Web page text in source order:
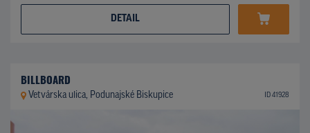
DETAIL
BILLBOARD
Vetvárska ulica, Podunajské Biskupice ID 41928